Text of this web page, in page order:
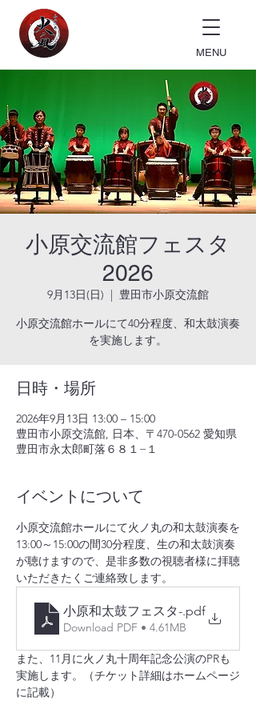
MENU
小原交流館フェスタ
2026
9月13日(日)
  |
豊田市小原交流館
小原交流館ホールにて40分程度、和太鼓演奏
を実施します。
日時・場所
2026年9月13日 13:00 – 15:00
豊田市小原交流館, 日本、〒470-0562 愛知県
豊田市永太郎町落６８１−１
イベントについて
小原交流館ホールにて火ノ丸の和太鼓演奏を
13:00～15:00の間30分程度、生の和太鼓演奏
が聴けますので、是非多数の視聴者様に拝聴
いただきたくご連絡致します。
小原和太鼓フェスタ-.pdf
Download PDF • 4.61MB
また、11月に火ノ丸十周年記念公演のPRも
実施します。（チケット詳細はホームページ
に記載）